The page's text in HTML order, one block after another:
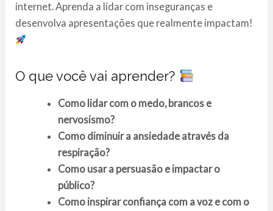
internet. Aprenda a lidar com inseguranças e
desenvolva apresentações que realmente impactam!
O que você vai aprender?
Como lidar com o medo, brancos e
nervosismo?
Como diminuir a ansiedade através da
respiração?
Como usar a persuasão e impactar o
público?
Como inspirar confiança com a voz e com o